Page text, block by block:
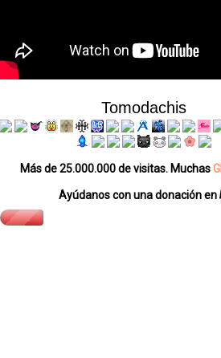
Tomodachis
Más de 25.000.000 de visitas. MuchasG
Ayúdanos con una donación en